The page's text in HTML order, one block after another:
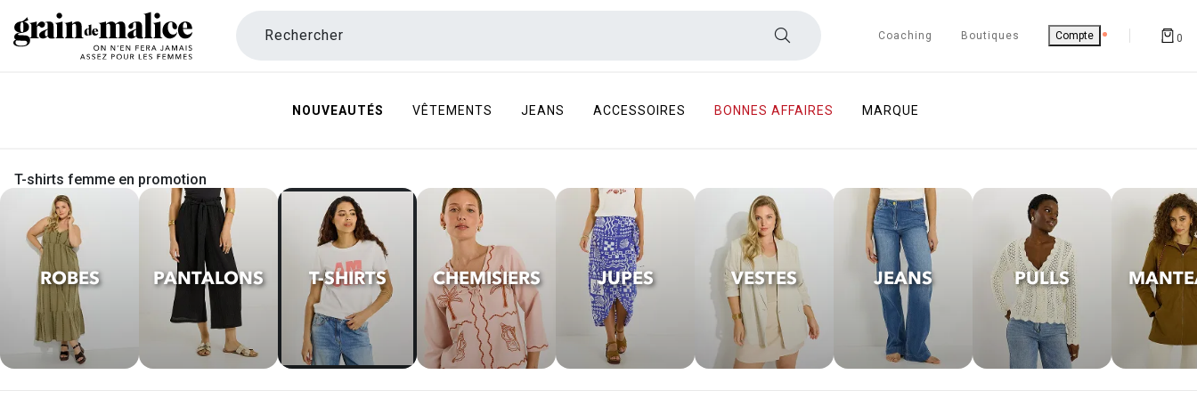
Rechercher Coaching Boutiques Compte 0
NOUVEAUTÉS VÊTEMENTS JEANS ACCESSOIRES BONNES AFFAIRES MARQUE
T-shirts femme en promotion
ROBES PANTALONS T-SHIRTS CHEMISIERS JUPES VESTES JEANS PULLS